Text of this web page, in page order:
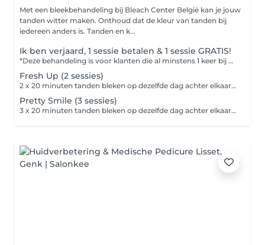
Met een bleekbehandeling bij Bleach Center België kan je jouw
tanden witter maken. Onthoud dat de kleur van tanden bij
iedereen anders is. Tanden en k...
Ik ben verjaard, 1 sessie betalen & 1 sessie GRATIS!
*Deze behandeling is voor klanten die al minstens 1 keer bij ons zijn geweest* Je ontvangt 1 week voor je verjaardag een mail van ons. Indien je deze niet hebt ontvangen check dan je spam box na. Deze deal is tot 3 weken na je verjaardag geldig.
Fresh Up (2 sessies)
2 x 20 minuten tanden bleken op dezelfde dag achter elkaar. 4 tinten wittere tanden na de behandeling. 100% pijnloos. De behandeling zal 40 min in beslag nemen. Maar je bent zeker 1u bij ons. Niet aangeraden indien je het de eerste keer is dat je jouw tanden laat bleken.
Pretty Smile (3 sessies)
3 x 20 minuten tanden bleken op dezelfde dag achter elkaar. 6 tinten wittere tanden na de behandeling. 100% pijnloon. De behandeling zal 1u in beslag nemen. Maar je bent zeker 1u30 bij ons.